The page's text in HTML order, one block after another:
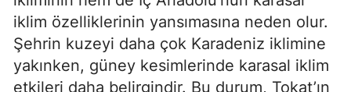
iklim özelliklerinin yansımasına neden olur.
Şehrin kuzeyi daha çok Karadeniz iklimine
yakınken, güney kesimlerinde karasal iklim
etkileri daha belirgindir. Bu durum, Tokat’ın